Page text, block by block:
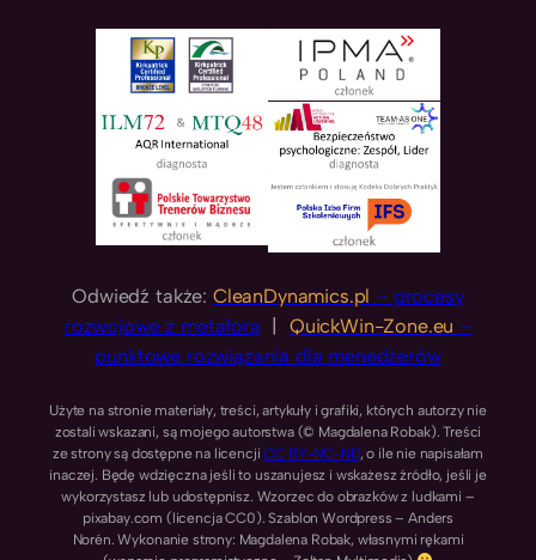
Odwiedź także: CleanDynamics.pl – procesy
rozwojowe z metaforą
QuickWin-Zone.eu –
punktowe rozwiązania dla menedżerów
Użyte na stronie materiały, treści, artykuły i grafiki, których autorzy nie
zostali wskazani, są mojego autorstwa (© Magdalena Robak). Treści
ze strony są dostępne na licencjiCC BY-NC-ND, o ile nie napisałam
inaczej. Będę wdzięczna jeśli to uszanujesz i wskażesz źródło, jeśli je
wykorzystasz lub udostępnisz. Wzorzec do obrazków z ludkami –
pixabay.com (licencja CC0). Szablon Wordpress – Anders
Norén. Wykonanie strony: Magdalena Robak, własnymi rękami